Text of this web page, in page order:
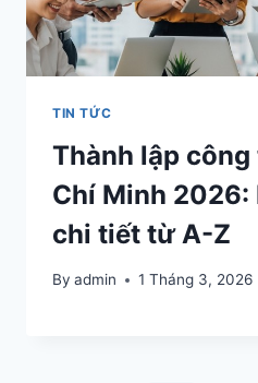
TIN TỨC
Thành lập công
Chí Minh 2026:
chi tiết từ A-Z
By admin 1 Tháng 3, 2026